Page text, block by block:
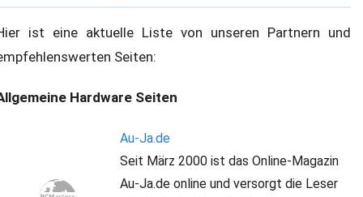
ist eine aktuelle Liste von unseren Partnern und
Seiten:
Hardware Seiten
Au-Ja.de
Seit März 2000 ist das Online-Magazin
Au-Ja.de online und versorgt die Leser